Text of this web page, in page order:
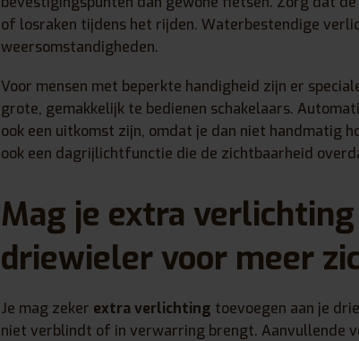
of losraken tijdens het rijden. Waterbestendige
weersomstandigheden.
Voor mensen met beperkte handigheid zijn er
grote, gemakkelijk te bedienen schakelaars.
ook een uitkomst zijn, omdat je dan niet handmatig
ook een dagrijlichtfunctie die de zichtbaarheid
Mag je extra
driewieler voor meer
Je mag zeker extra verlichting toevoegen aan je
niet verblindt of in verwarring brengt. Aanvullende